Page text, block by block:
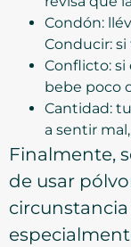
Condón:
Conducir:
Conflicto: si
bebe poco
Cantidad:
a sentir
Finalmente,
de usar